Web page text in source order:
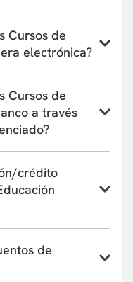
Cursos de
electrónica?
aquí
Cursos de
a través
aquícrédito
financiación de
pueden cubrir
de